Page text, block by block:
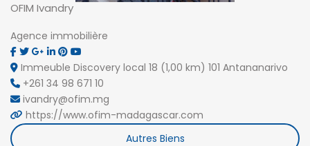
OFIM Ivandry
Agence immobilière
Immeuble Discovery local 18 (1,00 km) 101 Antananarivo
+261 34 98 671 10
ivandry@ofim.mg
https://www.ofim-madagascar.com
Autres Biens